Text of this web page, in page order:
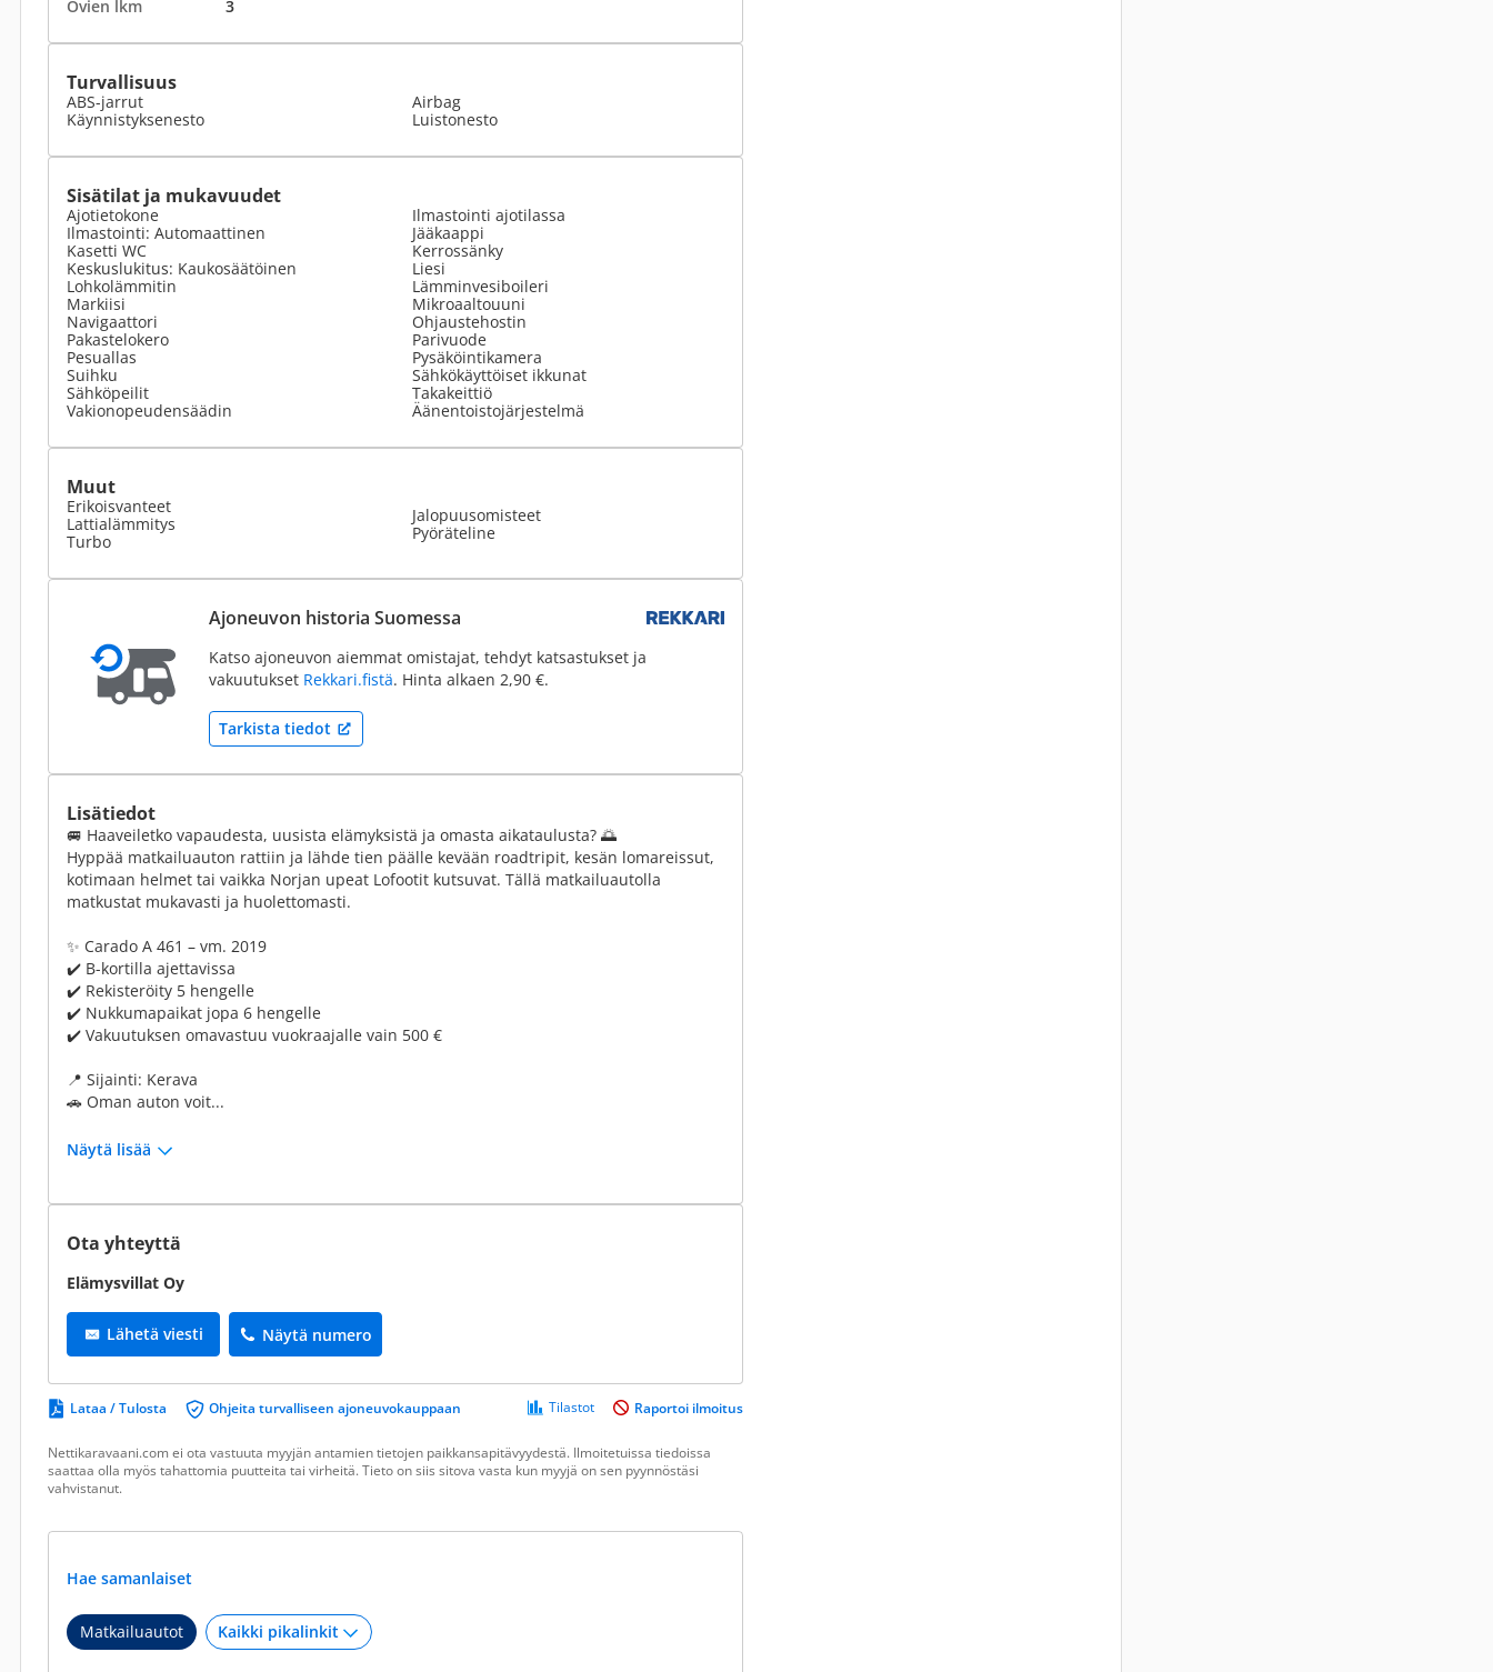
Ovien lkm
3
Turvallisuus
ABS-jarrut
Käynnistyksenesto
Airbag
Luistonesto
Sisätilat ja mukavuudet
Ajotietokone
Ilmastointi: Automaattinen
Kasetti WC
Keskuslukitus: Kaukosäätöinen
Lohkolämmitin
Markiisi
Navigaattori
Pakastelokero
Pesuallas
Suihku
Sähköpeilit
Vakionopeudensäädin
Ilmastointi ajotilassa
Jääkaappi
Kerrossänky
Liesi
Lämminvesiboileri
Mikroaaltouuni
Ohjaustehostin
Parivuode
Pysäköintikamera
Sähkökäyttöiset ikkunat
Takakeittiö
Äänentoistojärjestelmä
Muut
Erikoisvanteet
Lattialämmitys
Turbo
Jalopuusomisteet
Pyöräteline
Ajoneuvon historia Suomessa
Katso ajoneuvon aiemmat omistajat, tehdyt katsastukset ja
vakuutukset Rekkari.fistä. Hinta alkaen 2,90 €.
Tarkista tiedot
Lisätiedot
🚐 Haaveiletko vapaudesta, uusista elämyksistä ja omasta aikataulusta? 🌅
Hyppää matkailuauton rattiin ja lähde tien päälle kevään roadtripit, kesän lomareissut,
kotimaan helmet tai vaikka Norjan upeat Lofootit kutsuvat. Tällä matkailuautolla
matkustat mukavasti ja huolettomasti.
✨ Carado A 461 – vm. 2019
✔️ B-kortilla ajettavissa
✔️ Rekisteröity 5 hengelle
✔️ Nukkumapaikat jopa 6 hengelle
✔️ Vakuutuksen omavastuu vuokraajalle vain 500 €
📍 Sijainti: Kerava
🚗 Oman auton voit...
Näytä lisää
Ota yhteyttä
Elämysvillat Oy
Lähetä viesti Näytä numero
Lataa / Tulosta Ohjeita turvalliseen ajoneuvokauppaan Tilastot Raportoi ilmoitus
Nettikaravaani.com ei ota vastuuta myyjän antamien tietojen paikkansapitävyydestä. Ilmoitetuissa tiedoissa
saattaa olla myös tahattomia puutteita tai virheitä. Tieto on siis sitova vasta kun myyjä on sen pyynnöstäsi
vahvistanut.
Hae samanlaiset
Matkailuautot